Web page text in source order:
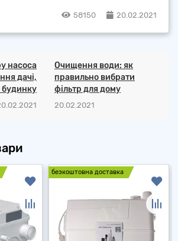
58150 20.02.2021
насоса
дачі,
будинку
Очищення води: як
правильно вибрати
фільтр для дому
20.02.2021
безкоштовна доставка